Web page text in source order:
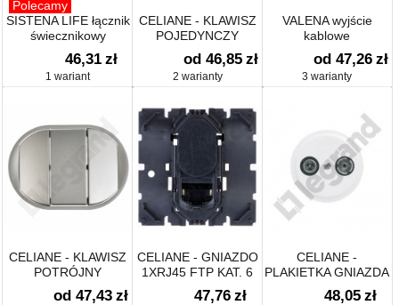
Polecamy
SISTENA LIFE łącznik
świecznikowy
46,31 zł
1 wariant
CELIANE - KLAWISZ
POJEDYNCZY
PODŚWIETLANY
od 46,85 zł
2 warianty
VALENA wyjście
kablowe
od 47,26 zł
3 warianty
CELIANE - KLAWISZ
POTRÓJNY
od 47,43 zł
CELIANE - GNIAZDO
1XRJ45 FTP KAT. 6
47,76 zł
CELIANE -
PLAKIETKA GNIAZDA
TV-RD
48,05 zł